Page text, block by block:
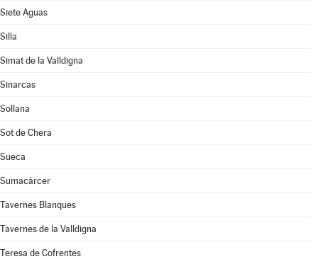
Siete Aguas
Silla
Simat de la Valldigna
Sinarcas
Sollana
Sot de Chera
Sueca
Sumacàrcer
Tavernes Blanques
Tavernes de la Valldigna
Teresa de Cofrentes